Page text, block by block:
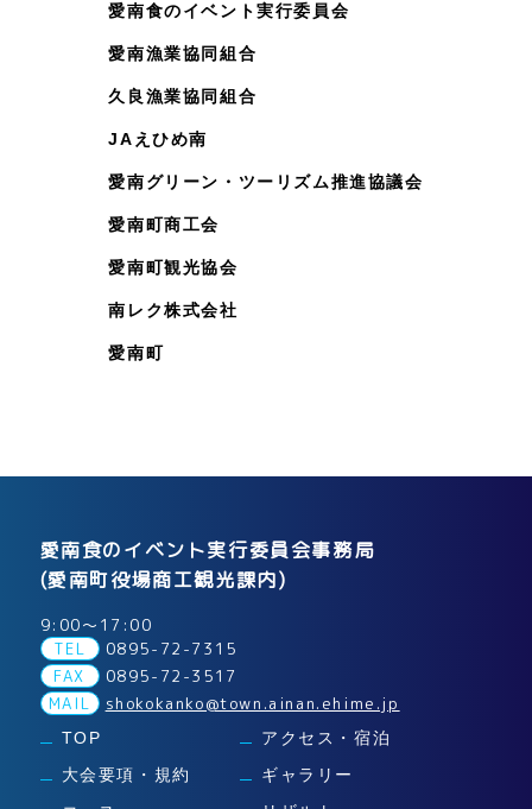
愛南食のイベント実行委員会
愛南漁業協同組合
久良漁業協同組合
JAえひめ南
愛南グリーン・ツーリズム推進協議会
愛南町商工会
愛南町観光協会
南レク株式会社
愛南町
愛南食のイベント実行委員会事務局
(愛南町役場商工観光課内)
9:00～17:00
TEL
0895-72-7315
FAX
0895-72-3517
MAIL
shokokanko@town.ainan.ehime.jp
TOP
大会要項・規約
アクセス・宿泊
ギャラリー